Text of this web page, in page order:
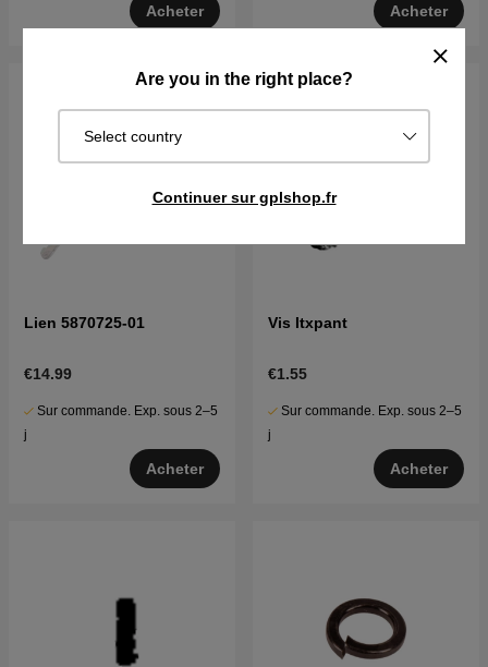
Are you in the right place?
Select country
Continuer sur gplshop.fr
Acheter Acheter
Lien 5870725-01
€14.99
Sur commande. Exp. sous 2–5
j
Acheter
Vis Itxpant
€1.55
Sur commande. Exp. sous 2–5
j
Acheter